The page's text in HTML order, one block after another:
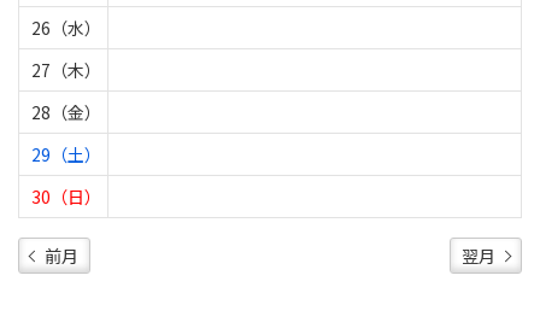
26（水）
27（木）
28（金）
29（土）
30（日）
前月 翌月